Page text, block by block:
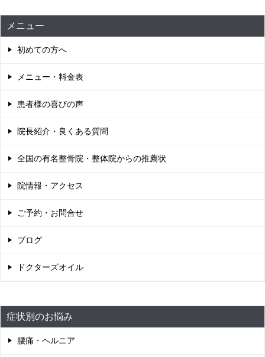
メニュー
初めての方へ
メニュー・料金表
患者様の喜びの声
院長紹介・良くある質問
全国の有名整骨院・整体院からの推薦状
院情報・アクセス
ご予約・お問合せ
ブログ
ドクターズオイル
症状別のお悩み
腰痛・ヘルニア